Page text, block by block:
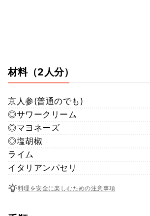
材料（2人分）
京人参(普通のでも)
◎サワークリーム
◎マヨネーズ
◎塩胡椒
ライム
イタリアンパセリ
料理を安全に楽しむための注意事項